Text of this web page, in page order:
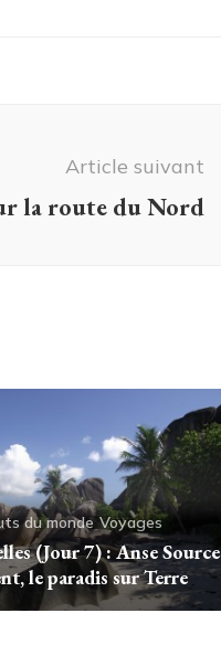
Article suivant
la route du Nord
du monde Voyages
(Jour 7) : Anse Source
le paradis sur Terre